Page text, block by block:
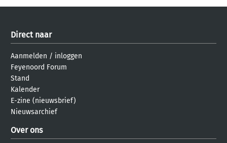
Direct naar
Aanmelden / inloggen
Feyenoord Forum
Stand
Kalender
E-zine (nieuwsbrief)
Nieuwsarchief
Over ons